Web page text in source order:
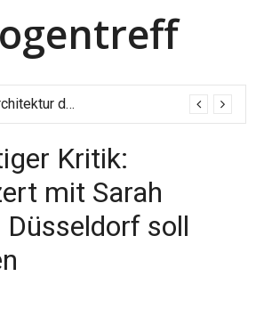
Sicherheitsarchitektur der nächsten Generation: JARXE kombiniert Multi-Wallet und MPC als Schutzschild für digitales Vertrauen
Kritik:
mit Sarah
Düsseldorf soll